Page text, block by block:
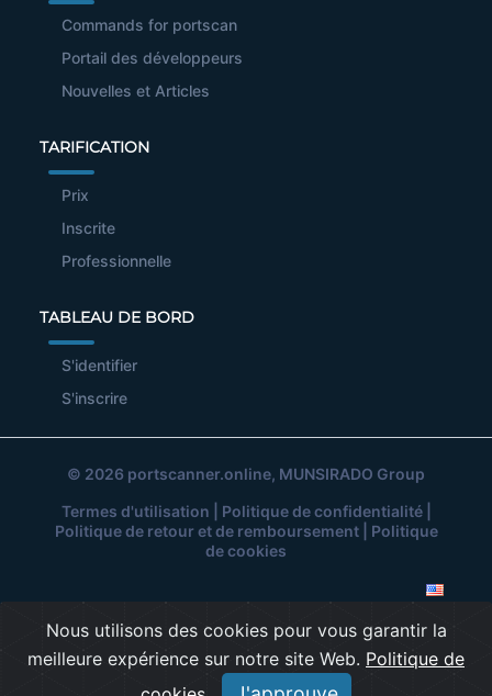
Commands for portscan
Portail des développeurs
Nouvelles et Articles
TARIFICATION
Prix
Inscrite
Professionnelle
TABLEAU DE BORD
S'identifier
S'inscrire
© 2026 portscanner.online, MUNSIRADO Group
Termes d'utilisation
Politique de confidentialité|
Politique de retour et de remboursement| Politique
de cookies
Nous utilisons des cookies pour vous garantir la
meilleure expérience sur notre site Web. Politique de